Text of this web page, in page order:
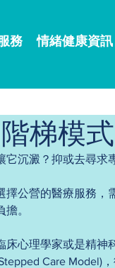
務 情緒健康資訊
梯模式
沉澱？抑或去尋求
公營的醫療服務，
。
心理學家或是精神
Care Model)